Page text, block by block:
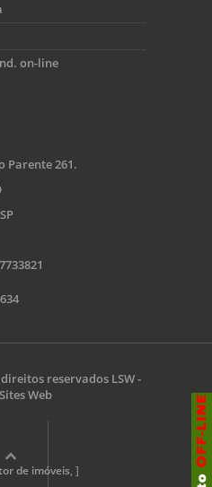
on-line
Parente 261.
direitos reservados LSW -
Web
de imóveis, ]